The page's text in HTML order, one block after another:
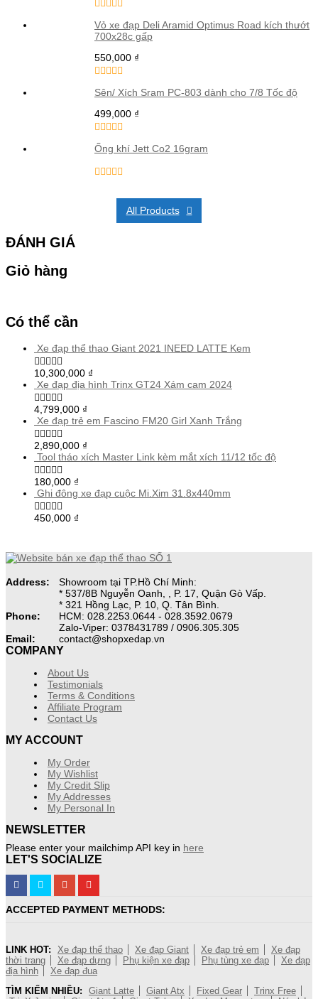
Vỏ xe đạp Deli Aramid Optimus Road kích thướt
700x28c gấp
550,000 ₫
Sên/ Xích Sram PC-803 dành cho 7/8 Tốc độ
499,000 ₫
Ống khí Jett Co2 16gram
All Products
ĐÁNH GIÁ
Giỏ hàng
Có thể cần
Xe đạp thể thao Giant 2021 INEED LATTE Kem
10,300,000 ₫
Xe đạp địa hình Trinx GT24 Xám cam 2024
4,799,000 ₫
Xe đạp trẻ em Fascino FM20 Girl Xanh Trắng
2,890,000 ₫
Tool tháo xích Master Link kèm mắt xích 11/12 tốc độ
180,000 ₫
Ghi đông xe đạp cuộc Mi.Xim 31.8x440mm
450,000 ₫
Address:
Showroom tại TP.Hồ Chí Minh:
* 537/8B Nguyễn Oanh, , P. 17, Quận Gò Vấp.
* 321 Hồng Lạc, P. 10, Q. Tân Bình.
Phone:
HCM: 028.2253.0644 - 028.3592.0679
Zalo-Viper: 0378431789 / 0906.305.305
Email:
contact@shopxedap.vn
COMPANY
About Us
Testimonials
Terms & Conditions
Affiliate Program
Contact Us
MY ACCOUNT
My Order
My Wishlist
My Credit Slip
My Addresses
My Personal In
NEWSLETTER
Please enter your mailchimp API key in here
LET'S SOCIALIZE
ACCEPTED PAYMENT METHODS:
LINK HOT: Xe đạp thể thao Xe đạp Giant Xe đạp trẻ em
Xe đạp
thời trang
Xe đạp dựng Phụ kiện xe đạp Phụ tùng xe đạp
Xe đạp
địa hình
Xe đạp đua
TÌM KIẾM NHIỀU:
Giant Latte Giant Atx Fixed Gear
Trinx Free